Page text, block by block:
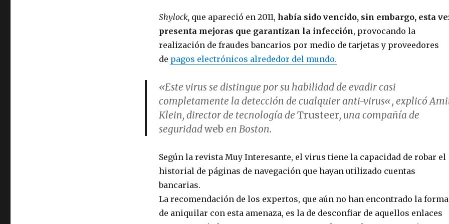
Shylock,que apareció en 2011, había sido vencido, sin embargo, esta
presenta mejoras que garantizan la infección, provocando la
realización de fraudes bancarios por medio de tarjetas y proveedores
de pagos electrónicos alrededor del mundo.
«Este virus se distingue por su habilidad de evadir casi
completamente la detección de cualquier anti-virus«, explicó
Klein, director de tecnología de Trusteer, una compañía de
seguridadweb en Boston.
Según la revista Muy Interesante, el virus tiene la capacidad de robar el
historial de páginas de navegación que hayan utilizado cuentas
bancarias.
La recomendación de los expertos, que aún no han encontrado la forma
de aniquilar con esta amenaza, es la de desconfiar de aquellos enlaces